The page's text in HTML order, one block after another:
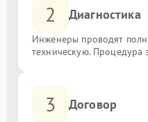
2 Диагностика
Инженеры проводят
техническую. Процедура
3 Договор